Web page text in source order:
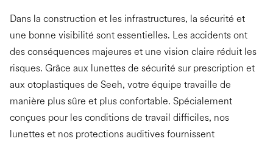
Dans la construction et les infrastructures, la sécurité et
une bonne visibilité sont essentielles. Les accidents ont
des conséquences majeures et une vision claire réduit les
risques. Grâce aux lunettes de sécurité sur prescription et
aux otoplastiques de Seeh, votre équipe travaille de
manière plus sûre et plus confortable. Spécialement
conçues pour les conditions de travail difficiles, nos
lunettes et nos protections auditives fournissent